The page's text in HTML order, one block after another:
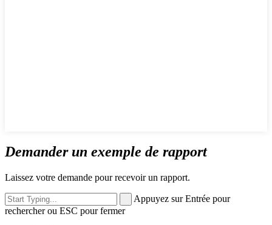
Demander un exemple de rapport
Laissez votre demande pour recevoir un rapport.
Appuyez sur Entrée pour
rechercher ou ESC pour fermer